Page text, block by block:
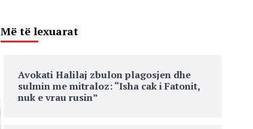
Më të lexuarat
Avokati Halilaj zbulon plagosjen dhe
sulmin me mitraloz: “Isha cak i Fatonit,
nuk e vrau rusin”